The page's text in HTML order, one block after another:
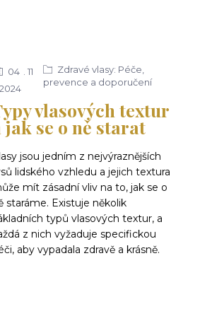
vlasových textur
jak se o ně starat
04
11
2024
Zdravé vlasy: Péče,
prevence a doporučení
jsou jedním z nejvýraznějších
lidského vzhledu a jejich textura
mít zásadní vliv na to, jak se o
staráme. Existuje několik
typů vlasových textur, a
z nich vyžaduje specifickou
aby vypadala zdravě a krásně.